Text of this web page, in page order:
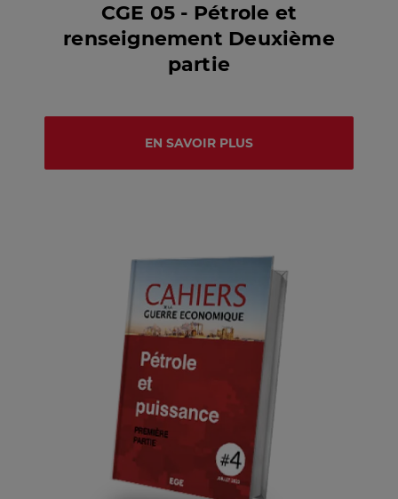
CGE 05 - Pétrole et
renseignement Deuxième
partie
EN SAVOIR PLUS